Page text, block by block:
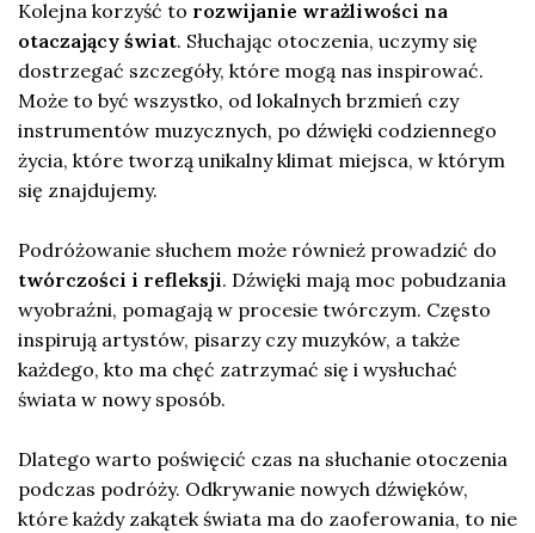
Kolejna korzyść to rozwijanie wrażliwości na
otaczający świat. Słuchając otoczenia, uczymy się
dostrzegać szczegóły, które mogą nas inspirować.
Może to być wszystko, od lokalnych brzmień czy
instrumentów muzycznych, po dźwięki codziennego
życia, które tworzą unikalny klimat miejsca, w którym
się znajdujemy.
Podróżowanie słuchem może również prowadzić do
twórczości i refleksji. Dźwięki mają moc pobudzania
wyobraźni, pomagają w procesie twórczym. Często
inspirują artystów, pisarzy czy muzyków, a także
każdego, kto ma chęć zatrzymać się i wysłuchać
świata w nowy sposób.
Dlatego warto poświęcić czas na słuchanie otoczenia
podczas podróży. Odkrywanie nowych dźwięków,
które każdy zakątek świata ma do zaoferowania, to nie